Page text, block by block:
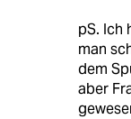
pS. Ich
man
dem
aber